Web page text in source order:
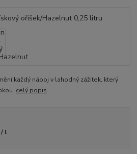
každý nápoj v lahodný zážitek, který
celý popis
/ l